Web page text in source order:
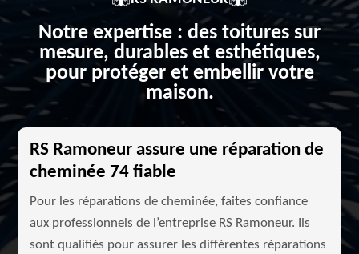
Notre expertise : des toitures sur
mesure, durables et esthétiques,
pour protéger et embellir votre
maison.
RS Ramoneur assure une réparation de
cheminée 74 fiable
Pour les réparations de cheminée, faites confiance
aux professionnels de l’entreprise RS Ramoneur. Ils
sont qualifiés pour assurer les différentes réparations